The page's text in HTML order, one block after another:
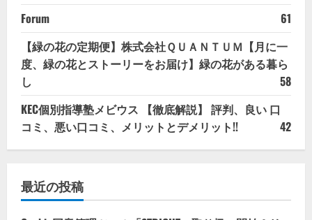
Forum
61
【緑の花の定期便】株式会社ＱＵＡＮＴＵＭ【月に一
度、緑の花とストーリーをお届け】緑の花がある暮ら
し
58
KEC個別指導塾メビウス 【徹底解説】 評判、良い 口
コミ、悪い口コミ、メリットとデメリット!!
42
最近の投稿